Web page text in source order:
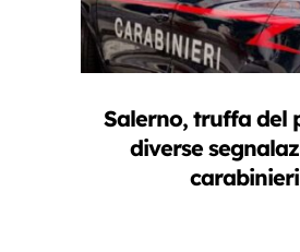
Salerno, truffa del
diverse
carabinieri